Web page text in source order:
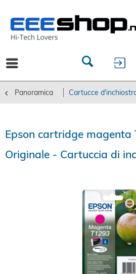
Panoramica Cartucce
Epson cartridge
Originale - Cartuccia di